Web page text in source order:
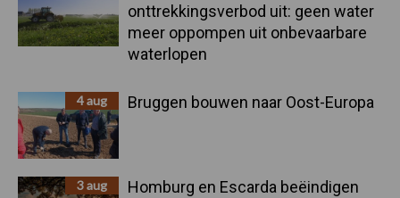
onttrekkingsverbod uit: geen water
meer oppompen uit onbevaarbare
waterlopen
4 aug Bruggen bouwen naar Oost-Europa
3 aug
Homburg en Escarda beëindigen